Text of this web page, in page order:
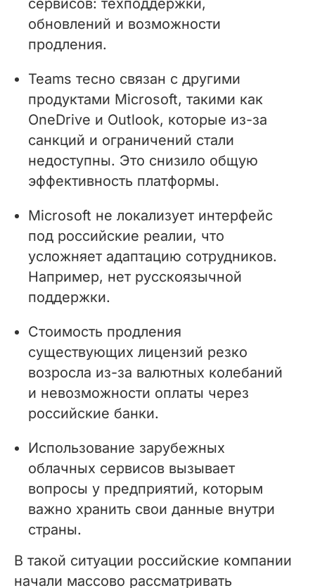
сервисов: техподдержки,
обновлений и возможности
продления.
Teams тесно связан с другими
продуктами Microsoft, такими как
OneDrive и Outlook, которые из-за
санкций и ограничений стали
недоступны. Это снизило общую
эффективность платформы.
Microsoft не локализует интерфейс
под российские реалии, что
усложняет адаптацию сотрудников.
Например, нет русскоязычной
поддержки.
Стоимость продления
существующих лицензий резко
возросла из-за валютных колебаний
и невозможности оплаты через
российские банки.
Использование зарубежных
облачных сервисов вызывает
вопросы у предприятий, которым
важно хранить свои данные внутри
страны.
В такой ситуации российские компании
начали массово рассматривать